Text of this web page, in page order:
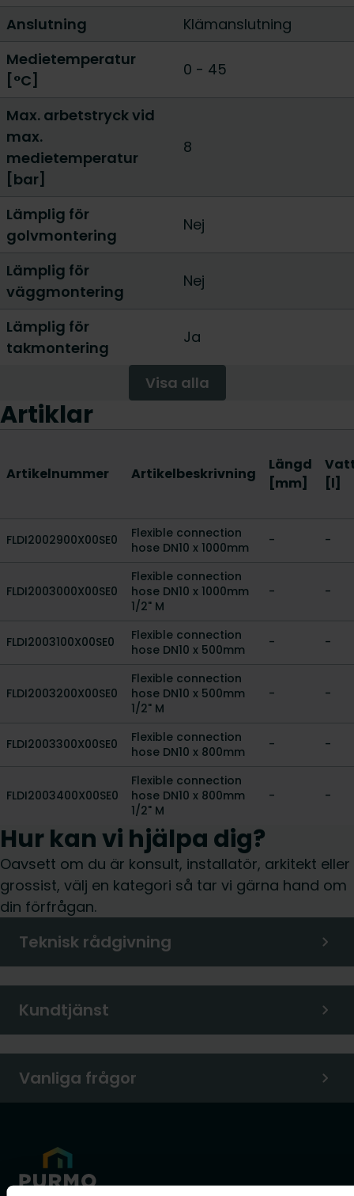
Anslutning
Klämanslutning
Medietemperatur
[°C]
0 - 45
Max. arbetstryck vid
max.
medietemperatur
[bar]
8
Lämplig för
golvmontering
Nej
Lämplig för
väggmontering
Nej
Lämplig för
takmontering
Ja
Visa alla
Artiklar
Artikelnummer Artikelbeskrivning
Längd
[mm]
[l]
FLDI2002900X00SE0
Flexible connection
hose DN10 x 1000mm
- -
FLDI2003000X00SE0
Flexible connection
hose DN10 x 1000mm
1/2" M
- -
FLDI2003100X00SE0
Flexible connection
hose DN10 x 500mm
- -
FLDI2003200X00SE0
Flexible connection
hose DN10 x 500mm
1/2" M
- -
FLDI2003300X00SE0
Flexible connection
hose DN10 x 800mm
- -
FLDI2003400X00SE0
Flexible connection
hose DN10 x 800mm
1/2" M
- -
Hur kan vi hjälpa dig?
Oavsett om du är konsult, installatör, arkitekt eller
grossist, välj en kategori så tar vi gärna hand om
din förfrågan.
Teknisk rådgivning
Kundtjänst
Vanliga frågor